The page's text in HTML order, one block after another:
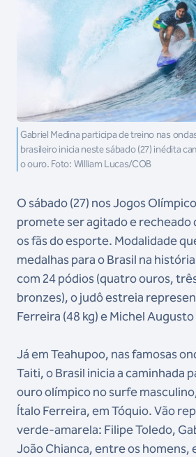
Gabriel Medina participa de treino nas
brasileiro inicia neste sábado (27) inédita
o ouro. Foto: William Lucas/COB
O sábado (27) nos Jogos
promete ser agitado e recheado
os fãs do esporte. Modalidade
medalhas para o Brasil na
com 24 pódios (quatro ouros,
bronzes), o judô estreia
Ferreira (48 kg) e Michel Augusto
Já em Teahupoo, nas famosas
Taiti, o Brasil inicia a caminhada
ouro olímpico no surfe
Ítalo Ferreira, em Tóquio. Vão
verde-amarela: Filipe Toledo,
João Chianca, entre os homens,